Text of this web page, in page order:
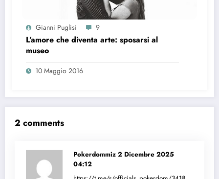
Gianni Puglisi 9
L’amore che diventa arte: sposarsi al
museo
10 Maggio 2016
2 comments
Pokerdommiz 2 Dicembre 2025
04:12